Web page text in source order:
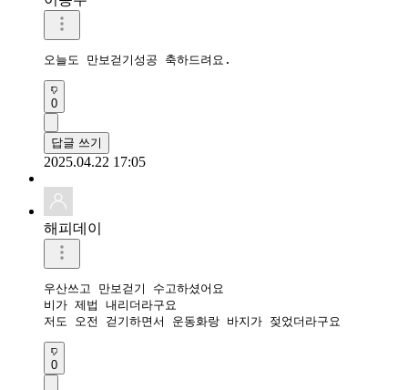
오늘도 만보걷기성공 축하드려요.
0
답글 쓰기
2025.04.22 17:05
해피데이
우산쓰고 만보걷기 수고하셨어요
비가 제법 내리더라구요
저도 오전 걷기하면서 운동화랑 바지가 젖었더라구요
0